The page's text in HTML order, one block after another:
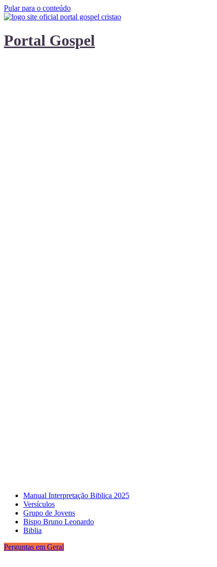
Pular para o conteúdo
Portal Gospel
Manual Interpretação Biblica 2025
Versículos
Grupo de Jovens
Bispo Bruno Leonardo
Biblia
Perguntas em Geral